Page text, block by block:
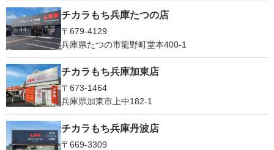
チカラもち兵庫たつの店
〒679-4129
兵庫県たつの市龍野町堂本400-1
チカラもち兵庫加東店
〒673-1464
兵庫県加東市上中182-1
チカラもち兵庫丹波店
〒669-3309